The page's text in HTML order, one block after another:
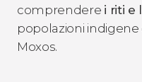
comprendere i riti e
popolazioni
Moxos.